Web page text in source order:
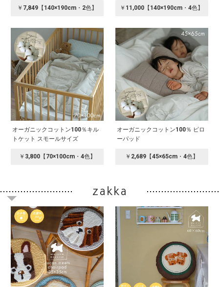
￥7,849【140×190cm・2色】 ￥11,000【140×190cm・4色】
オーガニックコットン100％キル
トケット スモールサイズ
￥3,800【70×100cm・4色】
オーガニックコットン100％ ピロ
ーパッド
￥2,689【45×65cm・4色】